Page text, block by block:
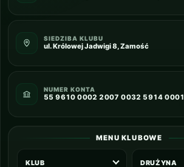
SIEDZIBA KLUBU
ul. Królowej Jadwigi 8, Zamość
NUMER KONTA
55 9610 0002 2007 0032 5914 0001
MENU KLUBOWE
KLUB DRUŻYNA